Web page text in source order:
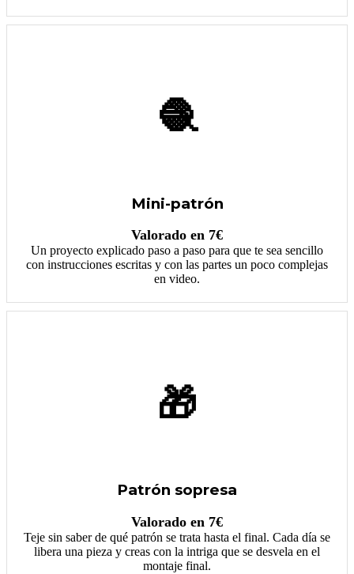
🧶
Mini-patrón
Valorado en 7€
Un proyecto explicado paso a paso para que te sea sencillo
con instrucciones escritas y con las partes un poco complejas
en video.
🎁
Patrón sopresa
Valorado en 7€
Teje sin saber de qué patrón se trata hasta el final. Cada día se
libera una pieza y creas con la intriga que se desvela en el
montaje final.